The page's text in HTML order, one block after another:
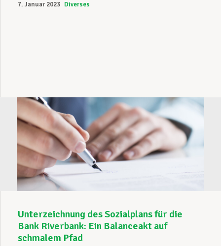
7. Januar 2023 Diverses
Unterzeichnung des Sozialplans für die
Bank Riverbank: Ein Balanceakt auf
schmalem Pfad